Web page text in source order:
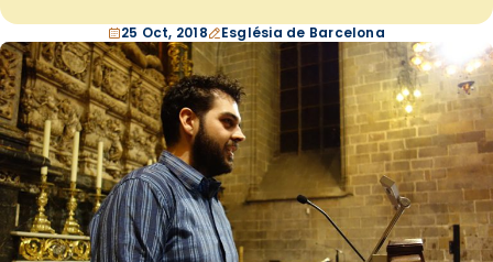
25 Oct, 2018 Església de Barcelona